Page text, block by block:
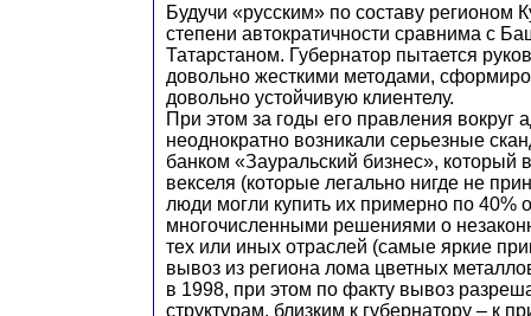
Будучи «русским» по составу регионом
степени автократичности сравнима с
Татарстаном. Губернатор пытается
довольно жесткими методами,
довольно устойчивую клиентелу.
При этом за годы его правления вокруг
неоднократно возникали серьезные
банком «Зауральский бизнес», который
векселя (которые легально нигде не
люди могли купить их примерно по 40%
многочисленными решениями о
тех или иных отраслей (самые яркие
вывоз из региона лома цветных
в 1998, при этом по факту вывоз
структурам, близким к губернатору – к